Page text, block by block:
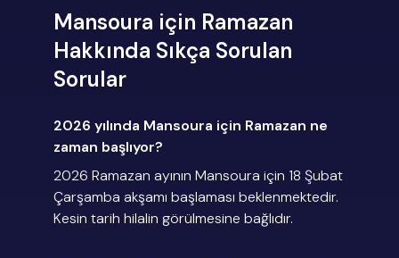
Mansoura için Ramazan
Hakkında Sıkça Sorulan
Sorular
2026 yılında Mansoura için Ramazan ne
zaman başlıyor?
2026 Ramazan ayının Mansoura için 18 Şubat
Çarşamba akşamı başlaması beklenmektedir.
Kesin tarih hilalin görülmesine bağlıdır.